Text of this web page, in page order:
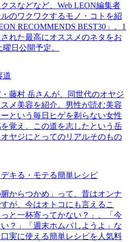
スなどなど、Web LEON編集者
のワクワクするモノ・コトを紹
RECOMMENDS BEST30」。1
れた最高にオススメのネタをお
日公開予定。
道
藤村 岳さんが、同世代のオヤジ
メ美容を紹介。男性が読む美容
という毎日ヒゲを剃らない女性
覚え、この道を志したという岳
ヤジにとってのリアルそのもの
キる・モテる簡単レシピ
腑からつかめ」って、昔はオンナ
が、今はオトコにも言えるこ
と一杯寄ってかない？」、「今
？」「週末ホムパしようよ」な
実に使える簡単レシピを人気料